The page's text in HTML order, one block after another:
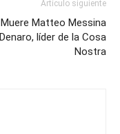
Artículo siguiente
Muere Matteo Messina
Denaro, líder de la Cosa
Nostra